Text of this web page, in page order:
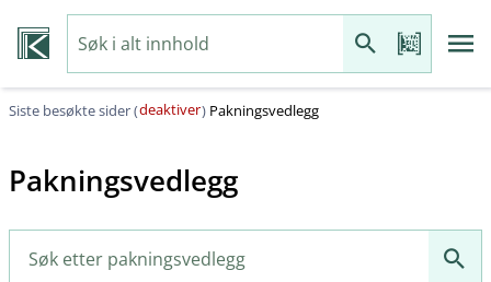
Siste besøkte sider (deaktiver) Pakningsvedlegg
Pakningsvedlegg